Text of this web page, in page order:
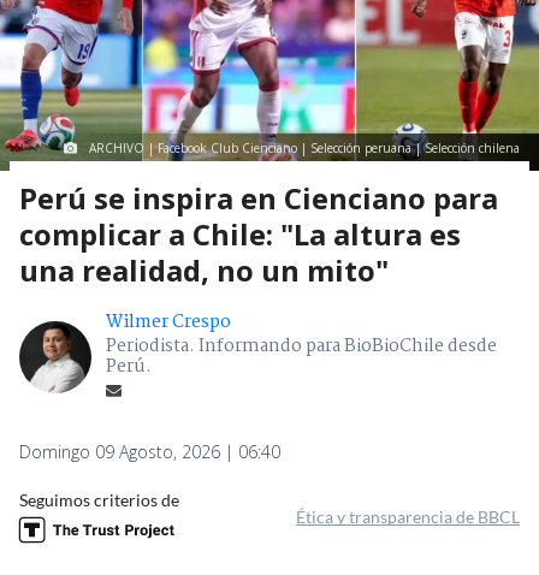
ARCHIVO | Facebook Club Cienciano | Selección peruana | Selección chilena
Perú se inspira en Cienciano para
complicar a Chile: "La altura es
una realidad, no un mito"
Wilmer Crespo
Periodista. Informando para BioBioChile desde
Perú.
Domingo 09 Agosto, 2026 | 06:40
Seguimos criterios de
Ética y transparencia de BBCL